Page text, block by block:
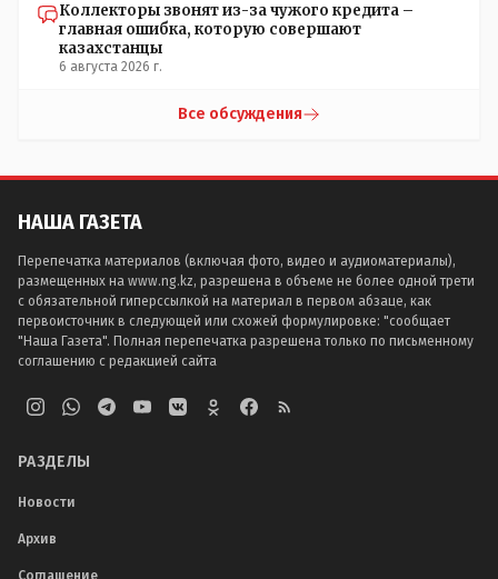
Коллекторы звонят из-за чужого кредита –
главная ошибка, которую совершают
казахстанцы
6 августа 2026 г.
Все обсуждения
НАША ГАЗЕТА
Перепечатка материалов (включая фото, видео и аудиоматериалы),
размещенных на www.ng.kz, разрешена в объеме не более одной трети
с обязательной гиперссылкой на материал в первом абзаце, как
первоисточник в следующей или схожей формулировке: "сообщает
"Наша Газета". Полная перепечатка разрешена только по письменному
соглашению с редакцией сайта
РАЗДЕЛЫ
Новости
Архив
Соглашение